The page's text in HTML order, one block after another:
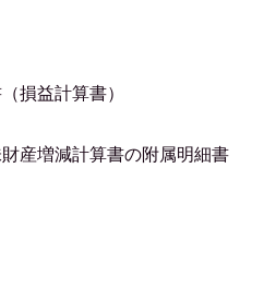
損益計算書）
産増減計算書の附属明細書